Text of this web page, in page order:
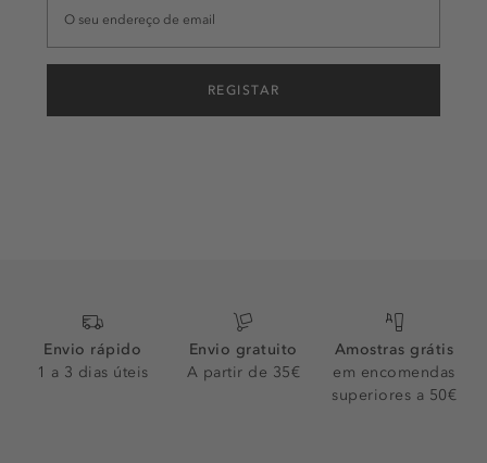
REGISTAR
Envio rápido
1 a 3 dias úteis
Envio gratuito
A partir de 35€
Amostras grátis
em encomendas
superiores a 50€